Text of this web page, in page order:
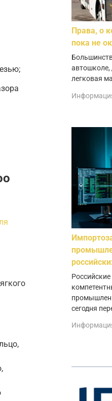
Права, о
пока не
автошколе,
легковая
сегодня